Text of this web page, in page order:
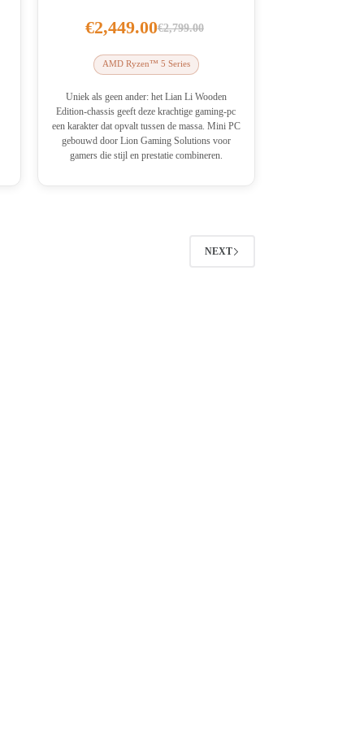
€2,799.00
Oorspronkelijke
prijs
was:
€2,799.00.
€2,449.00Huidige
prijs
is:
€2,449.00.
AMD Ryzen™ 5 Series
Uniek als geen ander: het Lian Li Wooden
Edition-chassis geeft deze krachtige gaming-pc
een karakter dat opvalt tussen de massa. Mini PC
gebouwd door Lion Gaming Solutions voor
gamers die stijl en prestatie combineren.
NEXT